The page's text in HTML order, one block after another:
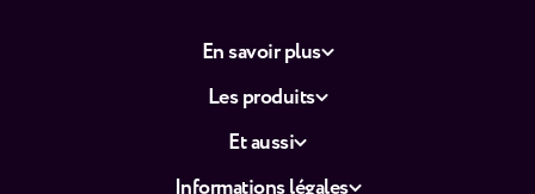
En savoir plus
Les produits
Et aussi